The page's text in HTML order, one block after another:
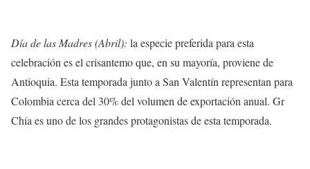
Día de las Madres (Abril): la especie preferida para esta
celebración es el crisantemo que, en su mayoría, proviene de
Antioquia. Esta temporada junto a San Valentín representan para
Colombia cerca del 30% del volumen de exportación anual. Gr
Chía es uno de los grandes protagonistas de esta temporada.